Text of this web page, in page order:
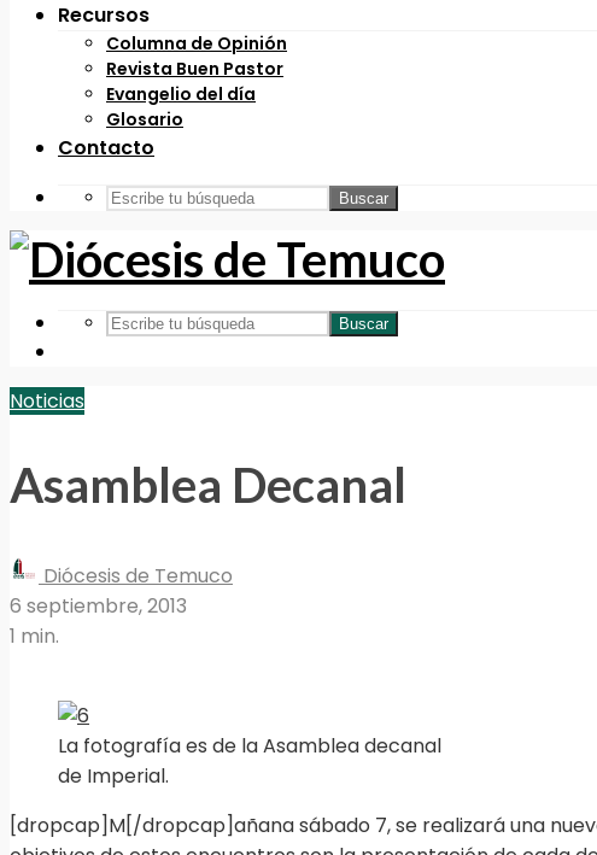
Recursos
Columna de Opinión
Revista Buen Pastor
Evangelio del día
Glosario
Contacto
Buscar
Buscar
Noticias
Asamblea Decanal
Diócesis de Temuco
6 septiembre, 2013
1 min.
La fotografía es de la Asamblea decanal
de Imperial.
[dropcap]M[/dropcap]añana sábado 7, se realizará una